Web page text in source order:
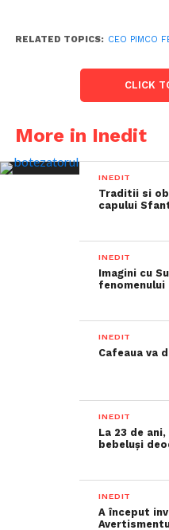
RELATED TOPICS: CEO PIMCO
CLICK
More in Inedit
INEDIT
Traditii si
capului
INEDIT
Imagini cu
fenomenului
INEDIT
Cafeaua va
INEDIT
La 23 de
bebeluși
INEDIT
A început